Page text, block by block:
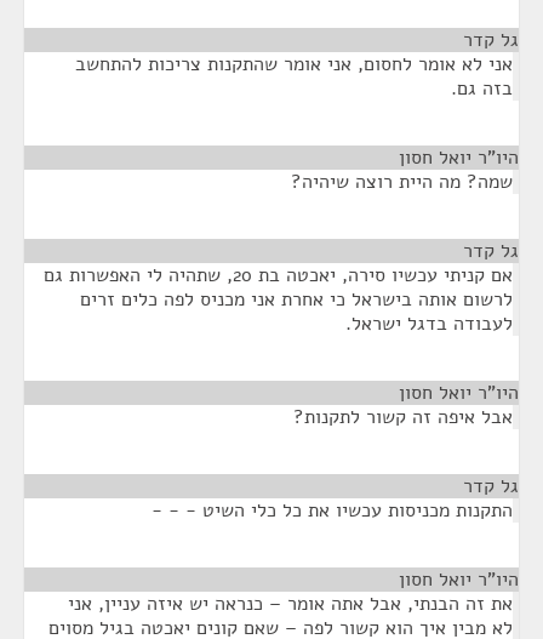
גל קדר
אני לא אומר לחסום, אני אומר שהתקנות צריכות להתחשב
בזה גם.
היו"ר יואל חסון
שמה? מה היית רוצה שיהיה?
גל קדר
אם קניתי עכשיו סירה, יאכטה בת 20, שתהיה לי האפשרות גם
לרשום אותה בישראל כי אחרת אני מכניס לפה כלים זרים
לעבודה בדגל ישראל.
היו"ר יואל חסון
אבל איפה זה קשור לתקנות?
גל קדר
התקנות מכניסות עכשיו את כל כלי השיט - - -
היו"ר יואל חסון
את זה הבנתי, אבל אתה אומר – כנראה יש איזה עניין, אני
לא מבין איך הוא קשור לפה – שאם קונים יאכטה בגיל מסוים